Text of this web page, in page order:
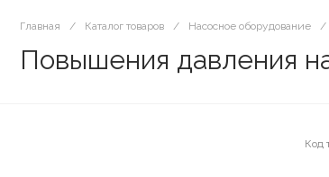
Главная / Каталог товаров / Насосное оборудование /
Повышения давления
Код